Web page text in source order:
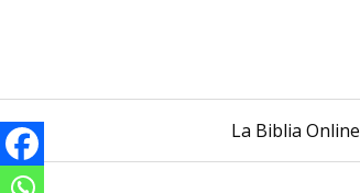
La Biblia Online